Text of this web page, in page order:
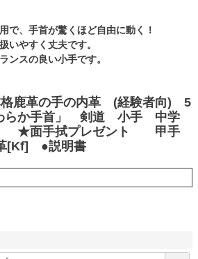
で、手首が驚くほど自由に動く！
いやすく丈夫です。
ンスの良い小手です。
鹿革の手の内革 (経験者向) 5
らか手首」 剣道 小手 中学
★面手拭プレゼント 甲手
[Kf] ●説明書